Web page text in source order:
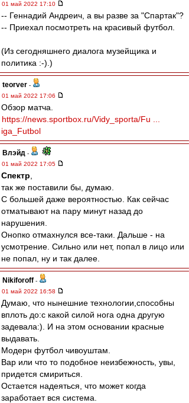
01 май 2022 17:10
-- Геннадий Андреич, а вы разве за "Спартак"?
-- Приехал посмотреть на красивый футбол.
(Из сегодняшнего диалога музейщика и
политика :-).)
teorver -
01 май 2022 17:06
Обзор матча.
https://news.sportbox.ru/Vidy_sporta/Fu ...
iga_Futbol
Влэйд -
01 май 2022 17:05
Спектр
так же поставили бы, думаю.
С большей даже вероятностью. Как сейчас
отматывают на пару минут назад до
нарушения.
Онопко отмахнулся все-таки. Дальше - на
усмотрение. Сильно или нет, попал в лицо или
не попал, ну и так далее.
Nikiforoff -
01 май 2022 16:58
Думаю, что нынешние технологии,способны
вплоть до:с какой силой нога одна другую
задевала:). И на этом основании красные
выдавать.
Модерн футбол чивоуштам.
Вар или что то подобное неизбежность, увы,
придется смириться.
Остается надеяться, что может когда
заработает вся система.